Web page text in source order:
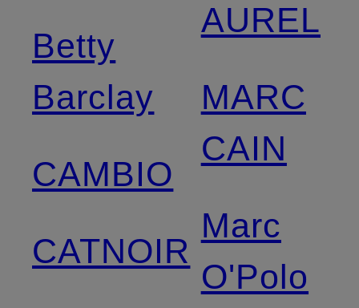
Betty
Barclay
CAMBIO
CATNOIR
AUREL
MARC
CAIN
Marc
O'Polo